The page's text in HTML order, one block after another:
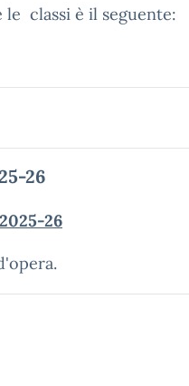
classi è il seguente:
26
26